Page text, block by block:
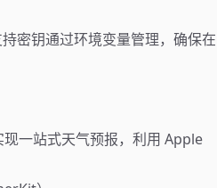
密钥通过环境变量管理，确保在
一站式天气预报，利用 Apple